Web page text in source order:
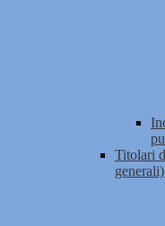
Titolari
generali)